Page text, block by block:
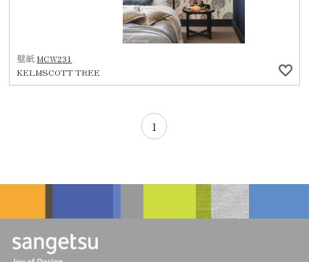
壁紙 MCW231
KELMSCOTT TREE
1